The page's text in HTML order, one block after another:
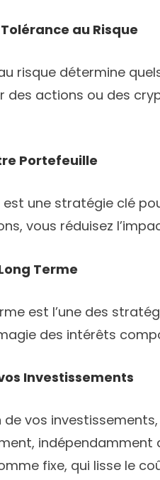
au Risque
risque détermine
des actions ou des
Portefeuille
une stratégie clé
vous réduisez
Terme
est l’une des
des intérêts
Investissements
de vos
fixe, qui lisse le